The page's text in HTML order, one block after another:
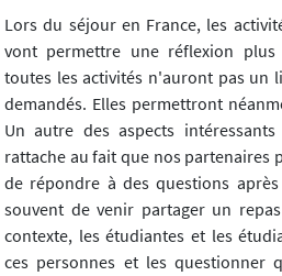
Lors du séjour en France, les
vont permettre une réflexion plus
toutes les activités n'auront pas un
demandés. Elles permettront
Un autre des aspects
rattache au fait que nos partenaires
de répondre à des questions
souvent de venir partager un
contexte, les étudiantes et les
ces personnes et les questionner